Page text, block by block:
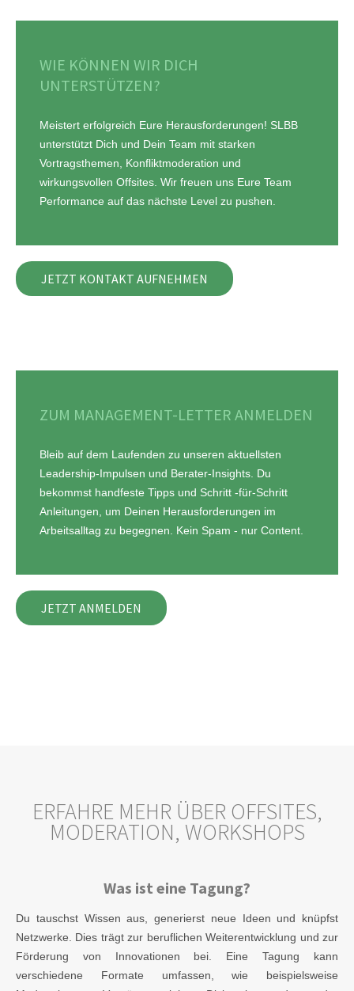
WIE KÖNNEN WIR DICH
UNTERSTÜTZEN?
Meistert erfolgreich Eure Herausforderungen! SLBB
unterstützt Dich und Dein Team mit starken
Vortragsthemen, Konfliktmoderation und
wirkungsvollen Offsites. Wir freuen uns Eure Team
Performance auf das nächste Level zu pushen.
JETZT KONTAKT AUFNEHMEN
ZUM MANAGEMENT-LETTER ANMELDEN
Bleib auf dem Laufenden zu unseren aktuellsten
Leadership-Impulsen und Berater-Insights. Du
bekommst handfeste Tipps und Schritt -für-Schritt
Anleitungen, um Deinen Herausforderungen im
Arbeitsalltag zu begegnen. Kein Spam - nur Content.
JETZT ANMELDEN
ERFAHRE MEHR ÜBER OFFSITES,
MODERATION, WORKSHOPS
Was ist eine Tagung?
Du tauschst Wissen aus, generierst neue Ideen und knüpfst
Netzwerke. Dies trägt zur beruflichen Weiterentwicklung und zur
Förderung von Innovationen bei. Eine Tagung kann
verschiedene Formate umfassen, wie beispielsweise